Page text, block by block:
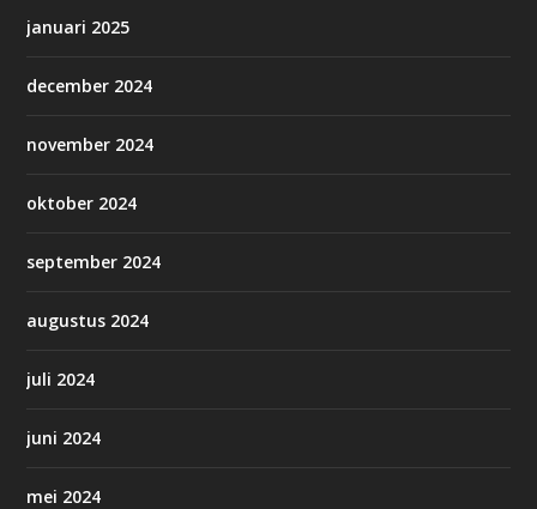
januari 2025
december 2024
november 2024
oktober 2024
september 2024
augustus 2024
juli 2024
juni 2024
mei 2024